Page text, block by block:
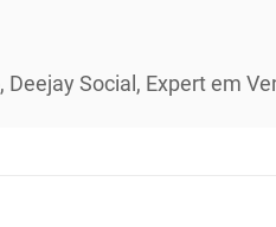
Social, Expert em